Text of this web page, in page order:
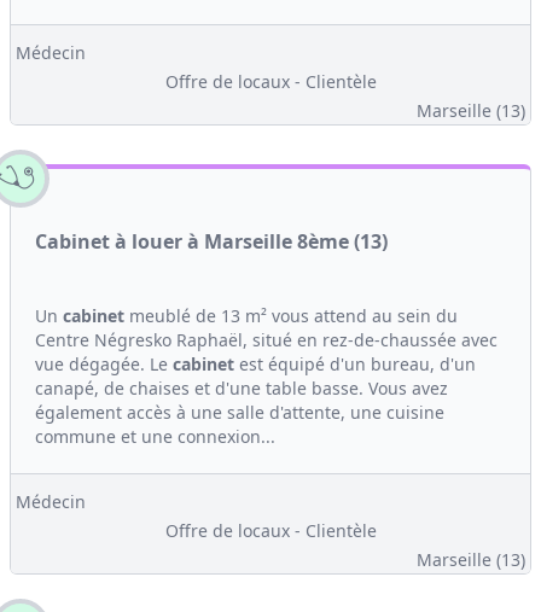
Médecin
Offre de locaux - Clientèle
Marseille (13)
Cabinet à louer à Marseille 8ème (13)
Un cabinet meublé de 13 m² vous attend au sein du
Centre Négresko Raphaël, situé en rez-de-chaussée avec
vue dégagée. Le cabinet est équipé d'un bureau, d'un
canapé, de chaises et d'une table basse. Vous avez
également accès à une salle d'attente, une cuisine
commune et une connexion...
Médecin
Offre de locaux - Clientèle
Marseille (13)